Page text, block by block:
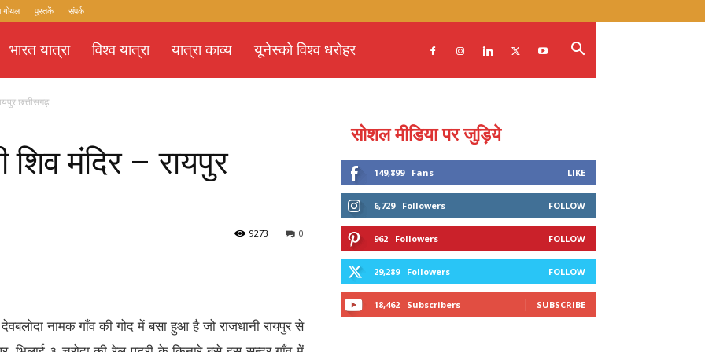
गोयल पुस्तकें संपर्क
भारत यात्रा विश्व यात्रा यात्रा काव्य यूनेस्को विश्व धरोहर
छत्तीसगढ़
शिव मंदिर – रायपुर
0
9273
नामक गाँव की गोद में बसा हुआ है जो राजधानी रायपुर से
सोशल मीडिया पर जुड़िये
149,899 Fans LIKE
6,729 Followers FOLLOW
962 Followers FOLLOW
29,289 Followers FOLLOW
18,462 Subscribers SUBSCRIBE